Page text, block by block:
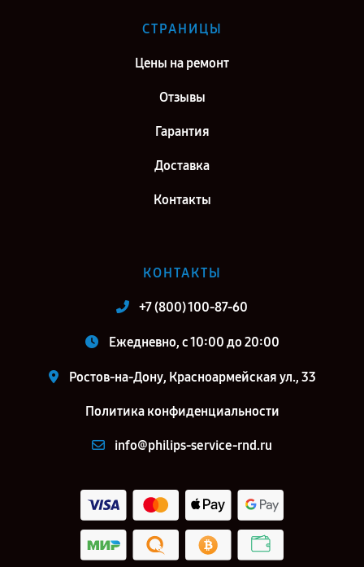
СТРАНИЦЫ
Цены на ремонт
Отзывы
Гарантия
Доставка
Контакты
КОНТАКТЫ
+7 (800) 100-87-60
Ежедневно, с 10:00 до 20:00
Ростов-на-Дону, Красноармейская ул., 33
Политика конфиденциальности
info@philips-service-rnd.ru